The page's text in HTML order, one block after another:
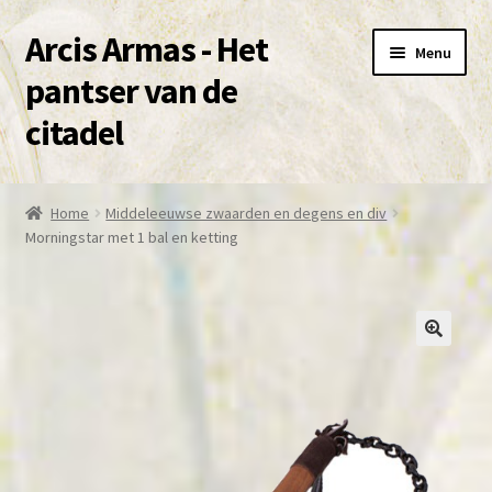
Ga
door
naar
navigatie
Ga
naar
de
inhoud
Arcis Armas - Het
pantser van de
citadel
Menu
Over deze site en Shop
Winkel
Home
Middeleeuwse zwaarden en degens en div
Morningstar met 1 bal en ketting